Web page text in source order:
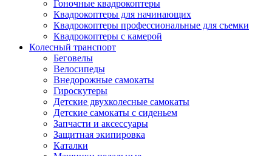
Гоночные квадрокоптеры
Квадрокоптеры для начинающих
Квадрокоптеры профессиональные для съемки
Квадрокоптеры с камерой
Колесный транспорт
Беговелы
Велосипеды
Внедорожные самокаты
Гироскутеры
Детские двухколесные самокаты
Детские самокаты с сиденьем
Запчасти и аксессуары
Защитная экипировка
Каталки